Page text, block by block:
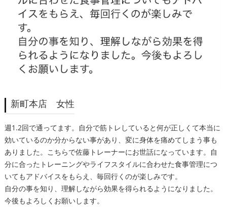
新町本店 女性
週1.2回で通ってます。自分で筋トレしていると何が正しくて本当に
効いているのか分からない事があり、変に身体を痛めてしまう事も
ありました。こちらで佐藤トレーナーにお世話になっています。自
分に合ったトレーニングやライフスタイルに合わせた食事管理につ
いてもアドバイスをもらえ、毎回行くのが楽しみです。
自分の事を知り、理解しながら効果を得られるようになりました。
今後もよろしくお願いします。